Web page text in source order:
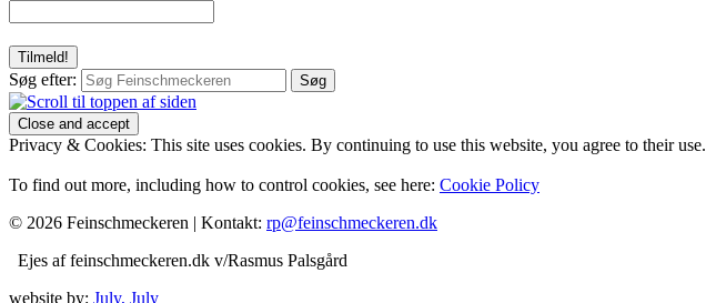
Søg efter:
Privacy & Cookies: This site uses cookies. By continuing to use this website, you agree to their use.
To find out more, including how to control cookies, see here: Cookie Policy
© 2026 Feinschmeckeren | Kontakt: rp@feinschmeckeren.dk
Ejes af feinschmeckeren.dk v/Rasmus Palsgård
website by: July, July